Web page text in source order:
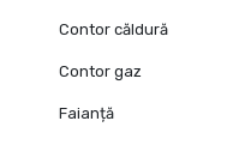
Contor căldură
Contor gaz
Faianță